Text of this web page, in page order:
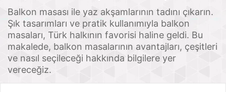
Balkon masası ile yaz akşamlarının tadını çıkarın.
Şık tasarımları ve pratik kullanımıyla balkon
masaları, Türk halkının favorisi haline geldi. Bu
makalede, balkon masalarının avantajları, çeşitleri
ve nasıl seçileceği hakkında bilgilere yer
vereceğiz.